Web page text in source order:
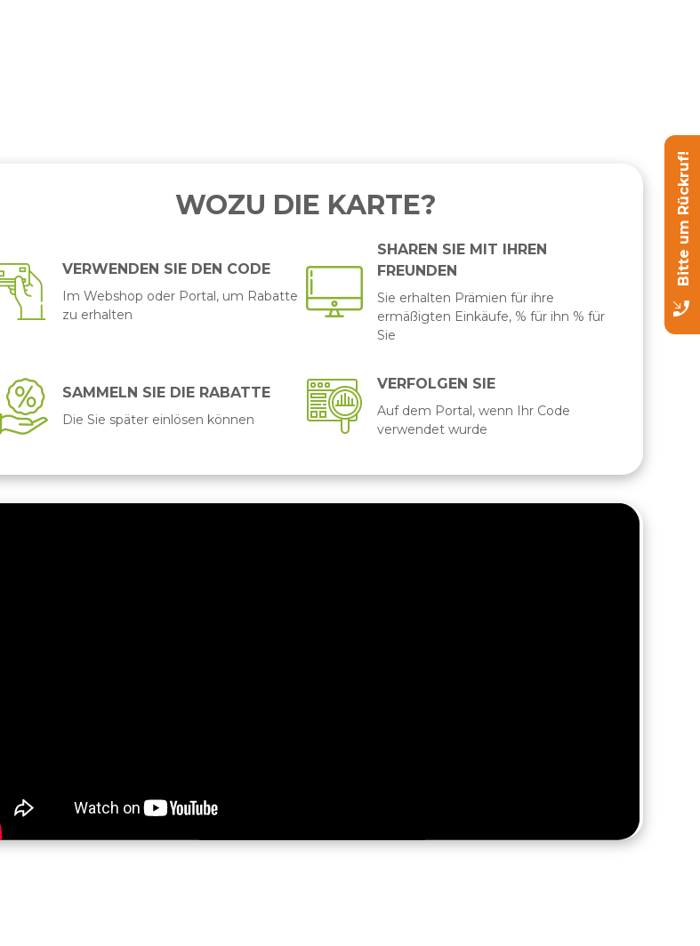
WOZU DIE KARTE?
VERWENDEN SIE DEN CODE
Im Webshop oder Portal, um Rabatte
zu erhalten
SHAREN SIE MIT IHREN
FREUNDEN
Sie erhalten Prämien für ihre
ermäßigten Einkäufe, % für ihn % für
Sie
SAMMELN SIE DIE RABATTE
Die Sie später einlösen können
VERFOLGEN SIE
Auf dem Portal, wenn Ihr Code
verwendet wurde
phone_callback
Bitte um Rückruf!